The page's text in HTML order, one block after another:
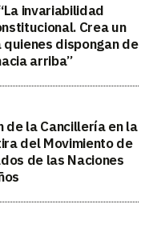
invariabilidad
Crea un
dispongan de
arriba”
de la Cancillería en la
del Movimiento de
de las Naciones